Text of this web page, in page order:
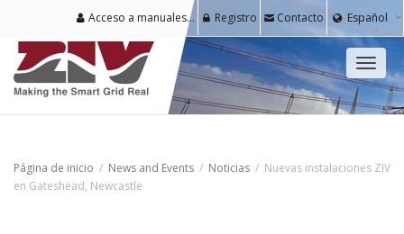
Acceso a manuales y software para usuarios registrados Registro Contacto Español
Página de inicio News and Events Noticias
Nuevas instalaciones ZIV
en Gateshead, Newcastle